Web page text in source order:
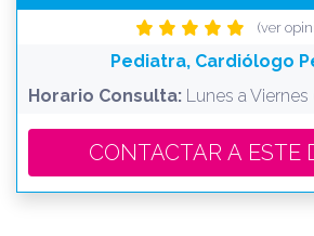
(ver
Pediatra, Cardiólogo
Horario Consulta: Lunes a
CONTACTAR